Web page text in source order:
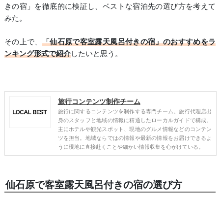
きの宿」を徹底的に検証し、ベストな宿泊先の選び方を考えて
みた。
その上で、 「仙石原で客室露天風呂付きの宿」のおすすめをラ
ンキング形式で紹介したいと思う。
旅行コンテンツ制作チーム
旅行に関するコンテンツを制作する専門チーム。旅行代理店出
身のスタッフと地域の情報に精通したローカルガイドで構成。
主にホテルや観光スポット、現地のグルメ情報などのコンテン
ツを担当。地域ならではの情報や最新の情報をお届けできるよ
うに現地に直接赴くことや細かい情報収集を心がけている。
仙石原で客室露天風呂付きの宿の選び方